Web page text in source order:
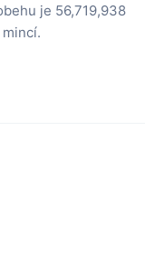
je 56,719,938